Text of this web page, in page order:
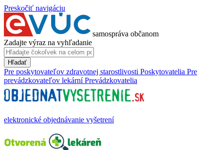
Preskočiť navigáciu
samospráva občanom
Zadajte výraz na vyhľadanie
Hľadať
Pre poskytovateľov zdravotnej starostlivosti Poskytovatelia Pre
prevádzkovateľov lekární Prevádzkovatelia
elektronické objednávanie vyšetrení